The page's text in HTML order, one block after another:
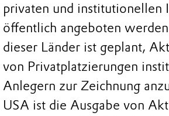
privaten und institutionellen
öffentlich angeboten
dieser Länder ist geplant,
von Privatplatzierungen
Anlegern zur Zeichnung
USA ist die Ausgabe von